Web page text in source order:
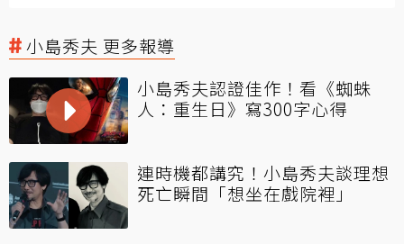
小島秀夫 更多報導
小島秀夫認證佳作！看《蜘蛛
人：重生日》寫300字心得
連時機都講究！小島秀夫談理想
死亡瞬間「想坐在戲院裡」